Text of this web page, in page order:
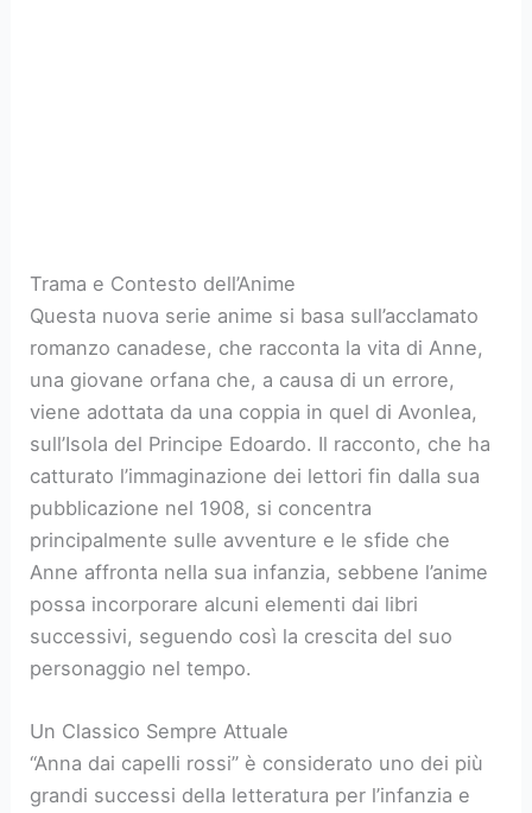
Trama e Contesto dell’Anime
Questa nuova serie anime si basa sull’acclamato
romanzo canadese, che racconta la vita di Anne,
una giovane orfana che, a causa di un errore,
viene adottata da una coppia in quel di Avonlea,
sull’Isola del Principe Edoardo. Il racconto, che ha
catturato l’immaginazione dei lettori fin dalla sua
pubblicazione nel 1908, si concentra
principalmente sulle avventure e le sfide che
Anne affronta nella sua infanzia, sebbene l’anime
possa incorporare alcuni elementi dai libri
successivi, seguendo così la crescita del suo
personaggio nel tempo.
Un Classico Sempre Attuale
“Anna dai capelli rossi” è considerato uno dei più
grandi successi della letteratura per l’infanzia e